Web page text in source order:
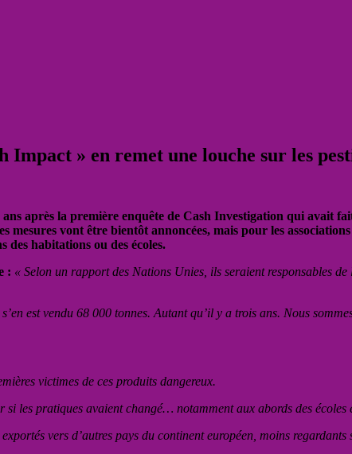
» en remet une louche sur les
après la première enquête de Cash Investigation qui avait
mesures vont être bientôt annoncées, mais pour les
des habitations ou des écoles.
: « Selon un rapport des Nations Unies, ils seraient responsables
est vendu 68 000 tonnes. Autant qu’il y a trois ans. Nous
victimes de ces produits dangereux.
les pratiques avaient changé… notamment aux abords des écoles
vers d’autres pays du continent européen, moins regardants